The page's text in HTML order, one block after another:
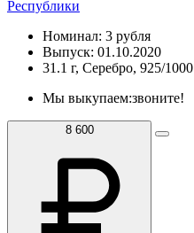
Республики
Номинал: 3 рубля
Выпуск: 01.10.2020
31.1 г, Серебро, 925/1000
Мы выкупаем:звоните!
8 600